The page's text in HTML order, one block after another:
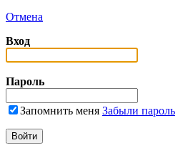
Отмена
Вход
Пароль
Запомнить меня Забыли пароль